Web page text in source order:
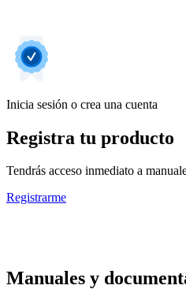
Inicia sesión o crea una cuenta
Registra tu producto
Tendrás acceso inmediato a
Registrarme
Manuales y